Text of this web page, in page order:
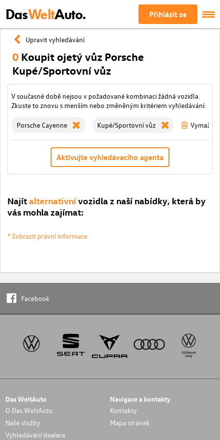
DasWeltAuto. Přihlásit se
Upravit vyhledávání
0 Koupit ojetý vůz Porsche
Kupé/Sportovní vůz
V současné době nejsou v požadované kombinaci žádná vozidla.
Zkuste to znovu s menším nebo změněným kritériem vyhledávání:
Porsche Cayenne Kupé/Sportovní vůz Vymažte
Aktivujte vyhledávacího agenta
Najítalternativnívozidla z naší nabídky, která by
vás mohla zajímat:
* Zobrazit právní informace
Facebook
Das WeltAuto
O Das WeltAuto
Naše služby
Vyhledávání dealera
Navigace a kontakty
Kontakty
Mapa stránek